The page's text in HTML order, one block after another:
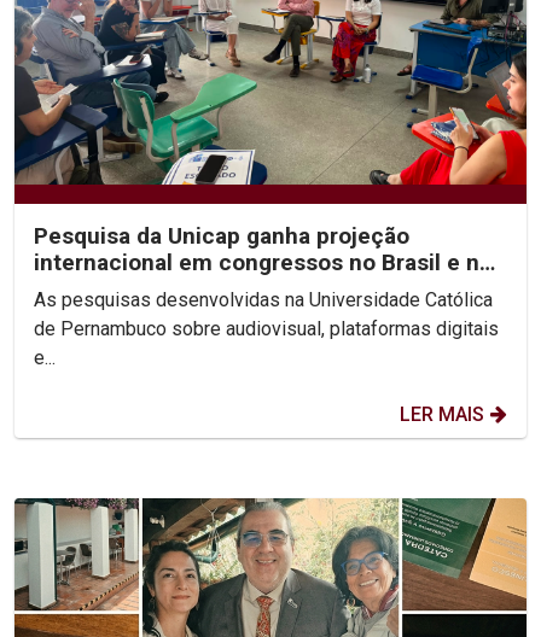
Pesquisa da Unicap ganha projeção
internacional em congressos no Brasil e no
México
As pesquisas desenvolvidas na Universidade Católica
de Pernambuco sobre audiovisual, plataformas digitais
e...
LER MAIS